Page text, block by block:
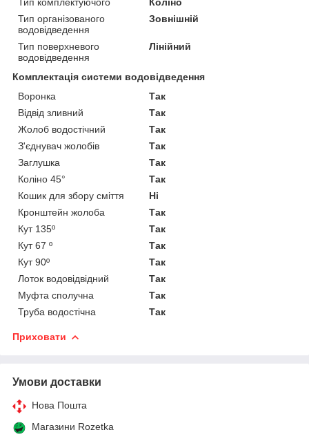
Тип організованого
водовідведення
Зовнішній
Тип поверхневого
водовідведення
Лінійний
Комплектація системи водовідведення
Воронка
Так
Відвід зливний
Так
Жолоб водостічний
Так
З'єднувач жолобів
Так
Заглушка
Так
Коліно 45°
Так
Кошик для збору сміття
Ні
Кронштейн жолоба
Так
Кут 135º
Так
Кут 67 º
Так
Кут 90º
Так
Лоток водовідвідний
Так
Муфта сполучна
Так
Труба водостічна
Так
Приховати
Умови доставки
Нова Пошта
Магазини Rozetka